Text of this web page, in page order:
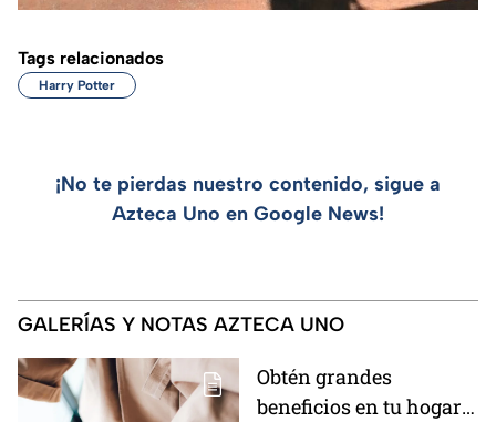
Tags relacionados
Harry Potter
¡No te pierdas nuestro contenido, sigue a
Azteca Uno en Google News!
GALERÍAS Y NOTAS AZTECA UNO
Obtén grandes
beneficios en tu hogar